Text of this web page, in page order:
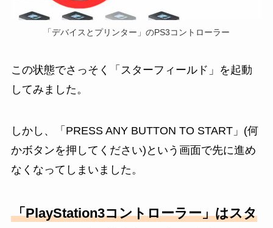
「デバイスとプリンター」のPS3コントローラー
この状態でさっそく「スターフィールド」を起動
してみました。
しかし、「PRESS ANY BUTTON TO START」(何
かボタンを押してください)という画面で先に進め
なくなってしまいました。
「PlayStation3コントローラー」はスタ